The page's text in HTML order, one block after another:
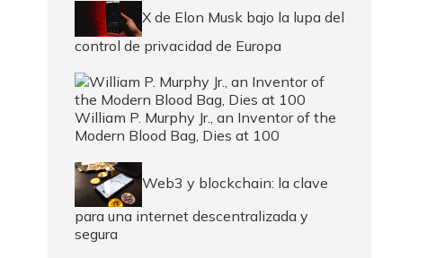
X de Elon Musk bajo la lupa del
control de privacidad de Europa
William P. Murphy Jr., an Inventor of the
Modern Blood Bag, Dies at 100
Web3 y blockchain: la clave
para una internet descentralizada y
segura